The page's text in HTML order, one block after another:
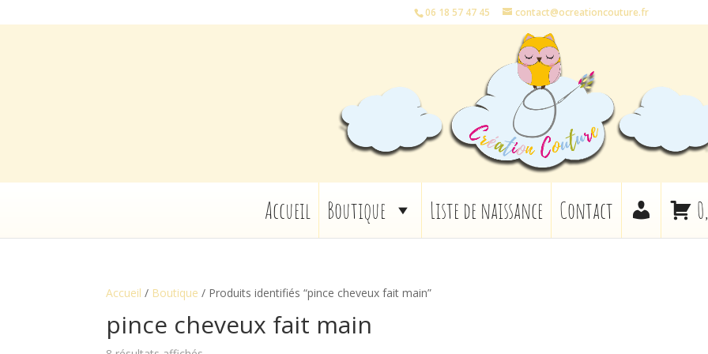
06 18 57 47 45 contact@ocreationcouture.fr
Accueil Boutique Liste de naissance Contact
Accueil / Boutique / Produits identifiés “pince cheveux fait main”
pince cheveux fait main